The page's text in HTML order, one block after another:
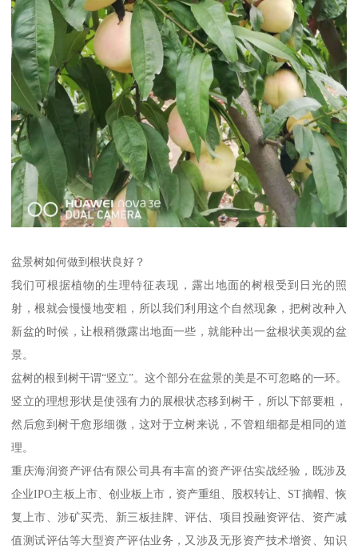
盆景树如何做到根状良好？
我们可根据植物的生理特征表现，露出地面的树根受到日光的照
射，根就会慢慢地变粗，所以我们利用这个自然现象，把树改种入
新盆的时候，让根稍微露出地面一些，就能种出一盆根状美观的盆
景。
盆树的根到树干谓“竖立”。这个部分在盆景的美是不可忽略的一环。
竖立的理想形状是使强有力的展根状态移到树干，所以下部要粗，
然后愈到树干愈形细微，这对于立树来说，不管粗细都是相同的道
理。
重庆海润资产评估有限公司具有丰富的资产评估实战经验，既涉及
企业IPO主板上市、创业板上市，资产重组、股权转让、ST摘帽、恢
复上市、涉矿买壳、新三板挂牌、评估、项目投融资评估、资产减
值测试评估等大型资产评估业务，又涉及无形资产技术增资、知识